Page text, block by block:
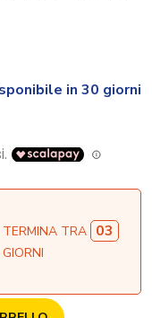
in 30 giorni
TERMINA TRA 03
GIORNI